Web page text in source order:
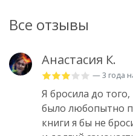
Все отзывы
Анастасия К.
— 3 года
Я бросила до
было любопытно
книги я бы не